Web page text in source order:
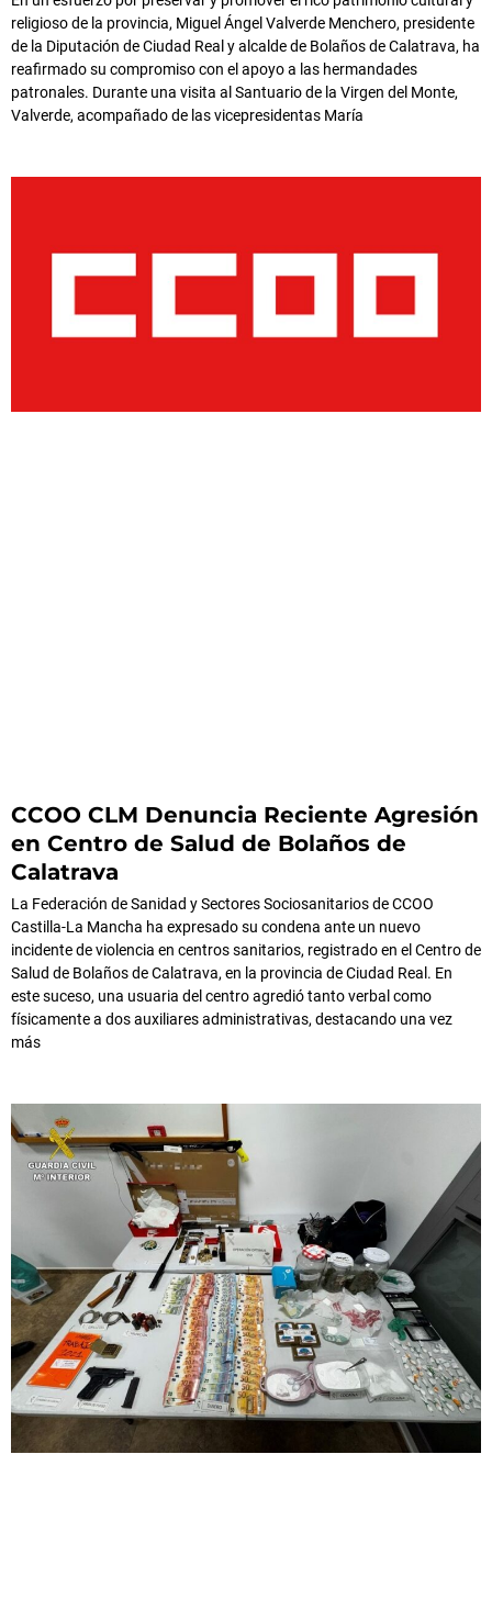
religioso de la provincia, Miguel Ángel Valverde Menchero, presidente
de la Diputación de Ciudad Real y alcalde de Bolaños de Calatrava, ha
reafirmado su compromiso con el apoyo a las hermandades
patronales. Durante una visita al Santuario de la Virgen del Monte,
Valverde, acompañado de las vicepresidentas María
CCOO CLM Denuncia Reciente Agresión
en Centro de Salud de Bolaños de
Calatrava
La Federación de Sanidad y Sectores Sociosanitarios de CCOO
Castilla-La Mancha ha expresado su condena ante un nuevo
incidente de violencia en centros sanitarios, registrado en el Centro de
Salud de Bolaños de Calatrava, en la provincia de Ciudad Real. En
este suceso, una usuaria del centro agredió tanto verbal como
físicamente a dos auxiliares administrativas, destacando una vez
más